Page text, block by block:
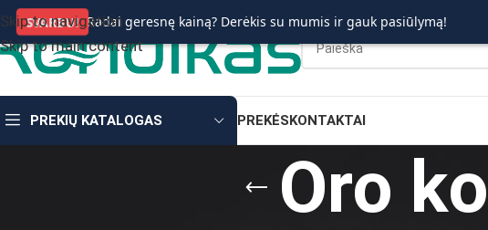
SVARBU! Radai geresnę kainą? Derėkis su mumis ir gauk pasiūlymą!
Skip to navigation
Skip to main content
PREKIŲ KATALOGAS PREKĖSKONTAKTAI
Oro